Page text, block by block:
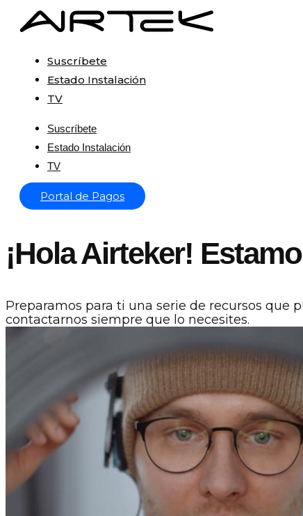
Suscríbete
Estado Instalación
TV
Suscríbete
Estado Instalación
TV
Portal de Pagos
¡Hola Airteker!
Preparamos para ti una serie de recursos que
contactarnos siempre que lo necesites.